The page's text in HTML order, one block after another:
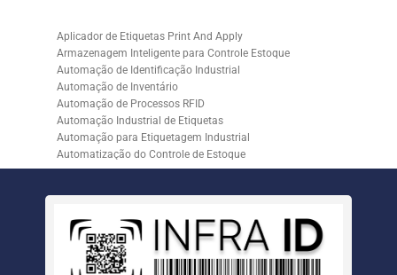
Aplicador de Etiquetas Print And Apply
Armazenagem Inteligente para Controle Estoque
Automação de Identificação Industrial
Automação de Inventário
Automação de Processos RFID
Automação Industrial de Etiquetas
Automação para Etiquetagem Industrial
Automatização do Controle de Estoque
Controle de Estoque com RFID
Empresa de Automação para Processos Logísticos
Empresa de Rastreabilidade Industrial
Empresa de Soluções para Etiquetagem
Empresa Especializada em Inventário de Estoque